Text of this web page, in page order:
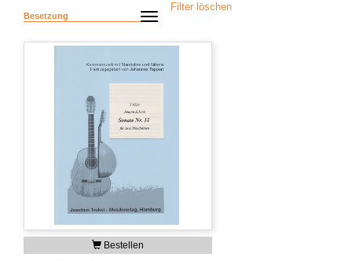
Besetzung
Filter löschen
Bestellen